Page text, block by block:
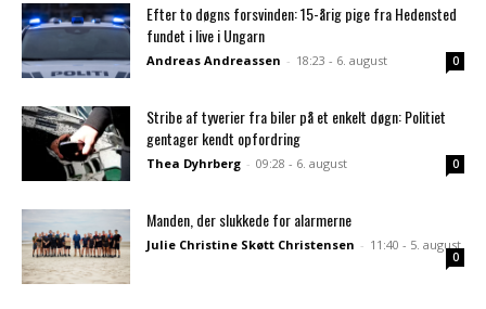
Efter to døgns forsvinden: 15-årig pige fra Hedensted
fundet i live i Ungarn
Andreas Andreassen - 18:23 - 6. august 0
Stribe af tyverier fra biler på et enkelt døgn: Politiet
gentager kendt opfordring
Thea Dyhrberg - 09:28 - 6. august 0
Manden, der slukkede for alarmerne
Julie Christine Skøtt Christensen - 11:40 - 5. august
0